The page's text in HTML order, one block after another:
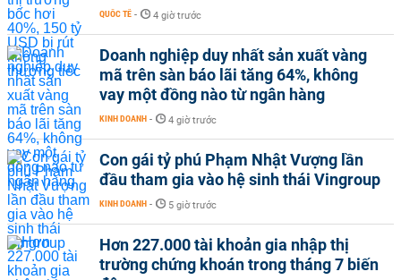
QUỐC TẾ - 4 giờ trước
Doanh nghiệp duy nhất sản xuất vàng
mã trên sàn báo lãi tăng 64%, không
vay một đồng nào từ ngân hàng
KINH DOANH - 4 giờ trước
Con gái tỷ phú Phạm Nhật Vượng lần
đầu tham gia vào hệ sinh thái Vingroup
KINH DOANH - 5 giờ trước
Hơn 227.000 tài khoản gia nhập thị
trường chứng khoán trong tháng 7 biến